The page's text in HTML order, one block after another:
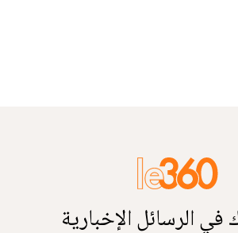
في الرسائل الإخبارية